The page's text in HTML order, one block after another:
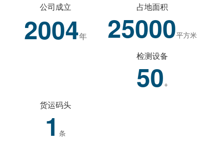
公司成立
2004年
占地面积
25000平方米
检测设备
50+
货运码头
1条